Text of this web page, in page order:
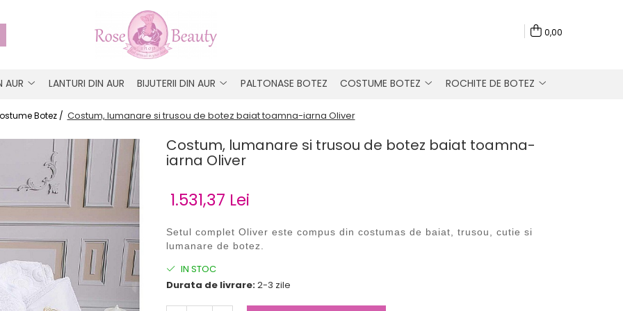
0,00
AUR LANTURI DIN AUR BIJUTERII DIN AUR PALTONASE BOTEZ COSTUME BOTEZ ROCHITE DE BOTEZ
Botez / Costum, lumanare si trusou de botez baiat toamna-iarna Oliver
Costum, lumanare si trusou de botez baiat toamna-
iarna Oliver
1.531,37 Lei
Setul complet Oliver este compus din costumas de baiat , trusou, cutie si
lumanare de botez.
IN STOC
Durata de livrare:2-3 zile